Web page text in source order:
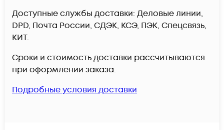
Доступные службы доставки: Деловые линии,
DPD, Почта России, СДЭК, КСЭ, ПЭК, Спецсвязь,
КИТ.
Сроки и стоимость доставки рассчитываются
при оформлении заказа.
Подробные условия доставки